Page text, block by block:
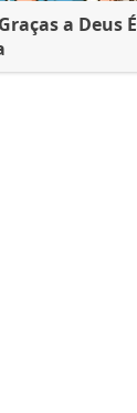
a Deus É